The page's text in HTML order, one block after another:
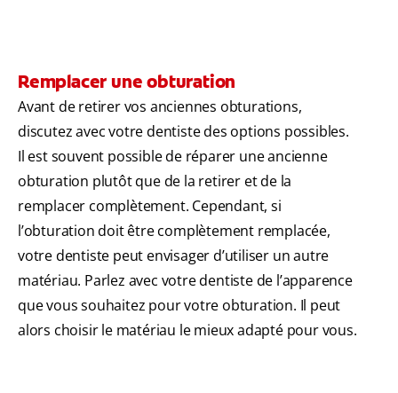
Remplacer une obturation
Avant de retirer vos anciennes obturations,
discutez avec votre dentiste des options possibles.
Il est souvent possible de réparer une ancienne
obturation plutôt que de la retirer et de la
remplacer complètement. Cependant, si
l’obturation doit être complètement remplacée,
votre dentiste peut envisager d’utiliser un autre
matériau. Parlez avec votre dentiste de l’apparence
que vous souhaitez pour votre obturation. Il peut
alors choisir le matériau le mieux adapté pour vous.